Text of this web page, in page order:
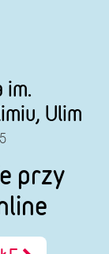
im.
Ulim
przy